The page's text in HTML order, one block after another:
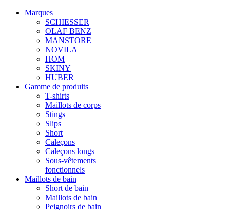
Marques
SCHIESSER
OLAF BENZ
MANSTORE
NOVILA
HOM
SKINY
HUBER
Gamme de produits
T-shirts
Maillots de corps
Stings
Slips
Short
Caleçons
Caleçons longs
Sous-vêtements
fonctionnels
Maillots de bain
Short de bain
Maillots de bain
Peignoirs de bain